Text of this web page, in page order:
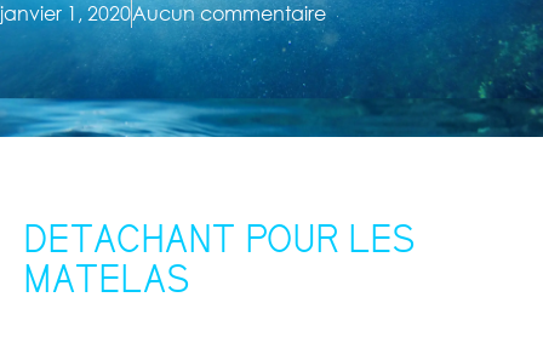
janvier 1, 2020Aucun commentaire
DETACHANT POUR LES
MATELAS